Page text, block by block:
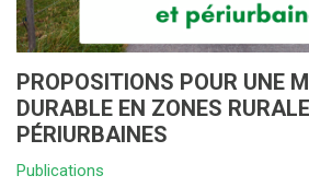
PROPOSITIONS POUR UNE
DURABLE EN ZONES
PÉRIURBAINES
Publications